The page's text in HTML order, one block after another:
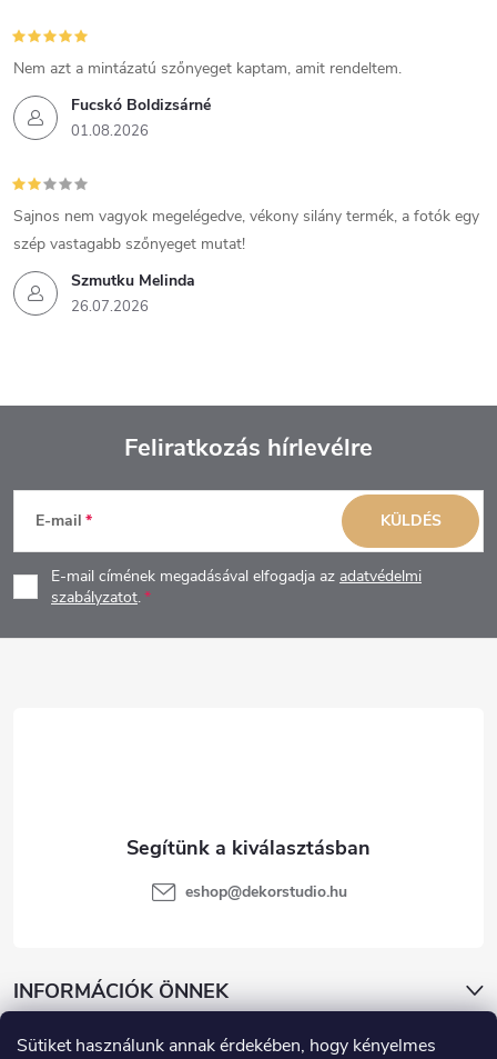
Sütiket használunk annak érdekében, hogy kényelmes
Fucskó Boldizsárné
01.08.2026
Nem azt a mintázatú szőnyeget kaptam, amit rendeltem.
Szmutku Melinda
26.07.2026
Sajnos nem vagyok megelégedve, vékony silány termék, a fotók egy
szép vastagabb szőnyeget mutat!
L
á
b
Feliratkozás hírlevélre
E-mail
E-mail címének megadásával elfogadja az adatvédelmi
szabályzatot.
KÜLDÉS
INFORMÁCIÓK ÖNNEK
KATEGÓRIÁK
eshop@dekorstudio.hu